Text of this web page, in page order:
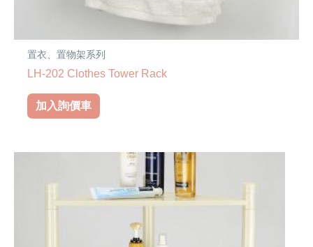
置衣、置物架系列
LH-202 Clothes Tower Rack
加入詢價車